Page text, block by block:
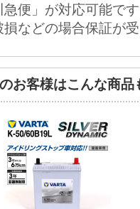
便」が対応可能で
などの場合保証が
お客様はこんな商品